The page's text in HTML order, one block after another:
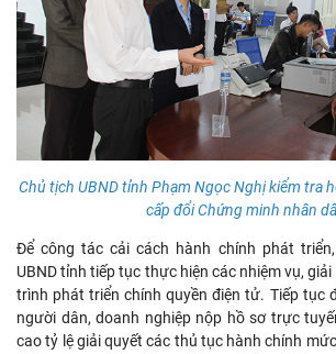
Chủ tịch UBND tỉnh Phạm Ngọc Nghị kiểm tra
cấp đổi Chứng minh nhân
Để công tác cải cách hành chính phát
UBND tỉnh tiếp tục thực hiện các nhiệm vụ,
trình phát triển chính quyền điện tử. Tiếp tục
người dân, doanh nghiệp nộp hồ sơ trực
cao tỷ lệ giải quyết các thủ tục hành chính